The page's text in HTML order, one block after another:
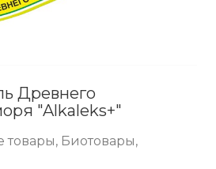
Древнего
"Alkaleks+"
товары, Биотовары,